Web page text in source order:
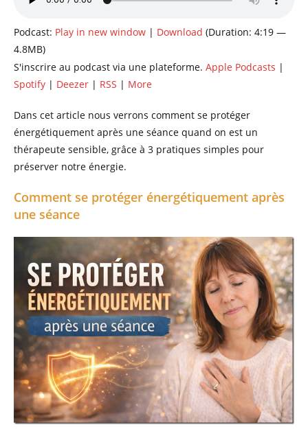
Podcast: Play in new window | Download (Duration: 4:19 —
4.8MB)
S'inscrire au podcast via une plateforme. Apple Podcasts |
Spotify | Deezer | RSS | More
Dans cet article nous verrons comment se protéger
énergétiquement après une séance quand on est un
thérapeute sensible, grâce à 3 pratiques simples pour
préserver notre énergie.
Comment se protéger énergétiquement après
une séance